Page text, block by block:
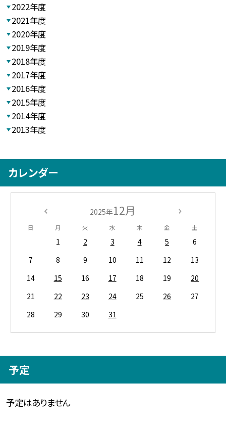
2022年度
2021年度
2020年度
2019年度
2018年度
2017年度
2016年度
2015年度
2014年度
2013年度
カレンダー
2025年12月
日 月 火 水 木 金 土
1 2 3 4 5
6
7
8 9 10 11 12
13
14
15 16 17 18 19
20
21
22 23 24 25 26
27
28
29 30 31
予定
予定はありません